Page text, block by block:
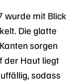
wurde mit Blick
Die glatte
sorgen
der Haut liegt
sodass